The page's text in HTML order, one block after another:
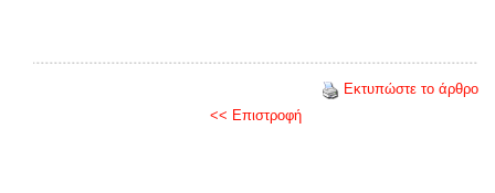
Εκτυπώστε το άρθρο
<< Επιστροφή